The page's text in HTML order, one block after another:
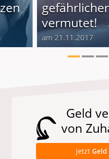
vermutet!
am 21.11.2017
Geld
von
Jetzt Geld